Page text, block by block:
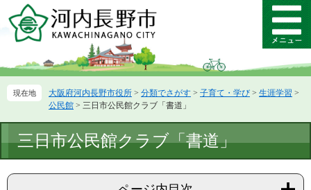
ー
先
ニ
を
て
メ
ニ
ー
大阪府河内長野市役所 > 分類でさがす > 子育て・学び > 生涯学習 >
公民館 > 三日市公民館クラブ「書道」
文
三日市公民館クラブ「書道」